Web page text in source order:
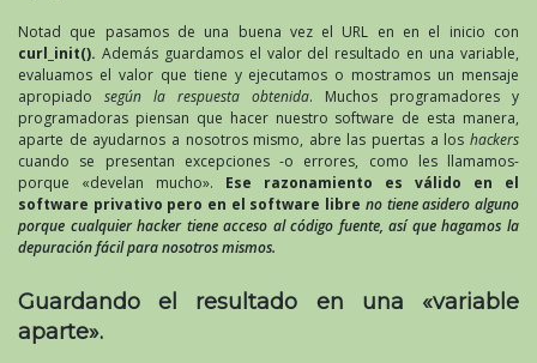
Notad que pasamos de una buena vez el URL en en el inicio con
curl_init(). Además guardamos el valor del resultado en una variable,
evaluamos el valor que tiene y ejecutamos o mostramos un mensaje
apropiado según la respuesta obtenida. Muchos programadores y
programadoras piensan que hacer nuestro software de esta manera,
aparte de ayudarnos a nosotros mismo, abre las puertas a los hackers
cuando se presentan excepciones -o errores, como les llamamos-
porque «develan mucho». Ese razonamiento es válido en el
software privativo pero en el software libre no tiene asidero alguno
porque cualquier hacker tiene acceso al código fuente, así que hagamos la
depuración fácil para nosotros mismos.
Guardando el resultado en una «variable
aparte».